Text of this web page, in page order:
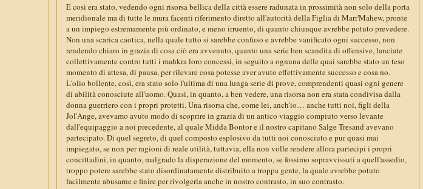
E così era stato, vedendo ogni risorsa bellica della città essere radunata in prossimità non solo della porta
meridionale ma di tutte le mura facenti riferimento diretto all'autorità della Figlia di Marr'Mahew, pronte
a un impiego estremamente più ordinato, e meno irruento, di quanto chiunque avrebbe potuto prevedere.
Non una scarica caotica, nella quale tutto si sarebbe confuso e avrebbe vanificato ogni successo, non
rendendo chiaro in grazia di cosa ciò era avvenuto, quanto una serie ben scandita di offensive, lanciate
collettivamente contro tutti i mahkra loro concessi, in seguito a ognuna delle quai sarebbe stato un teso
momento di attesa, di pausa, per rilevare cosa potesse aver avuto effettivamente successo e cosa no.
L'olio bollente, così, era stato solo l'ultima di una lunga serie di prove, comprendenti quasi ogni genere
di abilità conosciute all'uomo. Quasi, in quanto, a ben vedere, una risorsa non era stata condivisa dalla
donna guerriero con i propri protetti. Una risorsa che, come lei, anch'io… anche tutti noi, figli della
Jol'Ange, avevamo avuto modo di scoprire in grazia di un antico viaggio compiuto verso levante
dall'equipaggio a noi precedente, al quale Midda Bontor e il nostro capitano Salge Tresand avevano
partecipato. Di quel segreto, di quel composto esplosivo da tutti noi conosciuto e pur quasi mai
impiegato, se non per ragioni di reale utilità, tuttavia, ella non volle rendere allora partecipi i propri
concittadini, in quanto, malgrado la disperazione del momento, se fossimo sopravvissuti a quell'assedio,
troppo potere sarebbe stato disordinatamente distribuito a troppa gente, la quale avrebbe potuto
facilmente abusarne e finire per rivolgerla anche in nostro contrasto, in suo contrasto.